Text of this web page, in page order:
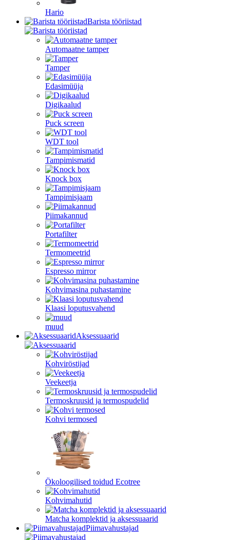
Hario
Barista tööriistad
Automaatne tamper
Tamper
Edasimüüja
Digikaalud
Puck screen
WDT tool
Tampimismatid
Knock box
Tampimisjaam
Piimakannud
Portafilter
Termomeetrid
Espresso mirror
Kohvimasina puhastamine
Klaasi loputusvahend
muud
Aksessuaarid
Kohviröstijad
Veekeetja
Termoskruusid ja termospudelid
Kohvi termosed
Ökoloogilised toidud Ecotree
Kohvimahutid
Matcha komplektid ja aksessuaarid
Piimavahustajad